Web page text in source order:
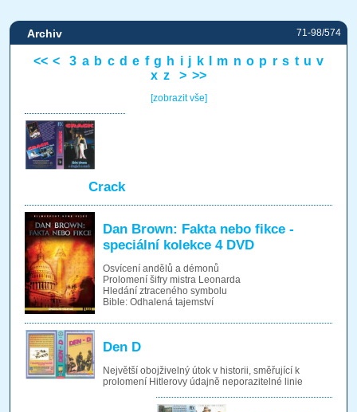
Archiv 71-98/574
<< < 3 a b c d e f g h i j k m n o p r s t u v
x z > >>
[zobrazit vše]
Crack
Dan Brown: Fakta nebo fikce -
speciální kolekce 4 DVD
Osvícení andělů a démonů
Prolomení šifry mistra Leonarda
Hledání ztraceného symbolu
Bible: Odhalená tajemství
Den D
Největší obojživelný útok v historii, směřující k
prolomení Hitlerovy údajně neporazitelné linie